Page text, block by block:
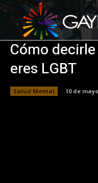
Cómo
eres LGBT
Salud Mental 10 de